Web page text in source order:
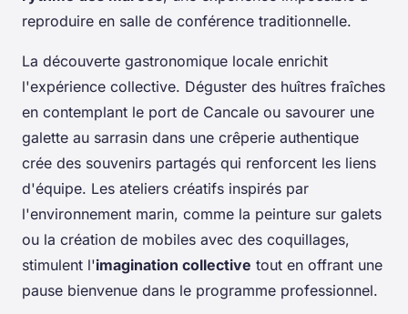
reproduire en salle de conférence traditionnelle.
La découverte gastronomique locale enrichit
l'expérience collective. Déguster des huîtres fraîches
en contemplant le port de Cancale ou savourer une
galette au sarrasin dans une crêperie authentique
crée des souvenirs partagés qui renforcent les liens
d'équipe. Les ateliers créatifs inspirés par
l'environnement marin, comme la peinture sur galets
ou la création de mobiles avec des coquillages,
stimulent l'imagination collective tout en offrant une
pause bienvenue dans le programme professionnel.